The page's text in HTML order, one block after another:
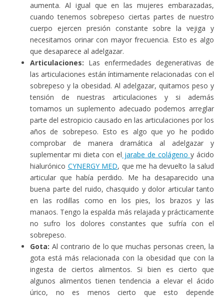
aumenta. Al igual que en las mujeres embarazadas,
cuando tenemos sobrepeso ciertas partes de nuestro
cuerpo ejercen presión constante sobre la vejiga y
necesitamos orinar con mayor frecuencia. Esto es algo
que desaparece al adelgazar.
Articulaciones: Las enfermedades degenerativas de
las articulaciones están íntimamente relacionadas con el
sobrepeso y la obesidad. Al adelgazar, quitamos peso y
tensión de nuestras articulaciones y si además
tomamos un suplemento adecuado podemos arreglar
parte del estropicio causado en las articulaciones por los
años de sobrepeso. Esto es algo que yo he podido
comprobar de manera dramática al adelgazar y
suplementar mi dieta con el jarabe de colágeno y ácido
hialurónico CYNERGY MED, que me ha devuelto la salud
articular que había perdido. Me ha desaparecido una
buena parte del ruido, chasquido y dolor articular tanto
en las rodillas como en los pies, los brazos y las
manaos. Tengo la espalda más relajada y prácticamente
no sufro los dolores constantes que sufría con el
sobrepeso.
Gota: Al contrario de lo que muchas personas creen, la
gota está más relacionada con la obesidad que con la
ingesta de ciertos alimentos. Si bien es cierto que
algunos alimentos tienen tendencia a elevar el ácido
úrico, no es menos cierto que esto depende